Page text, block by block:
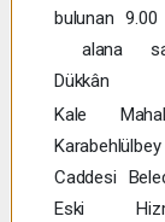
bulunan 9.00
alana
Dükkân
Kale
Karabehlülbey
Caddesi
Eski